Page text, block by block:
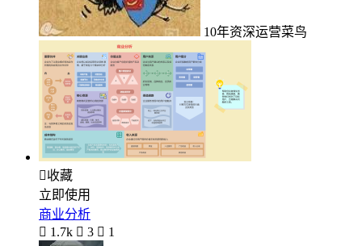
10年资深运营菜鸟
收藏
立即使用
商业分析
 1.7k  3  1